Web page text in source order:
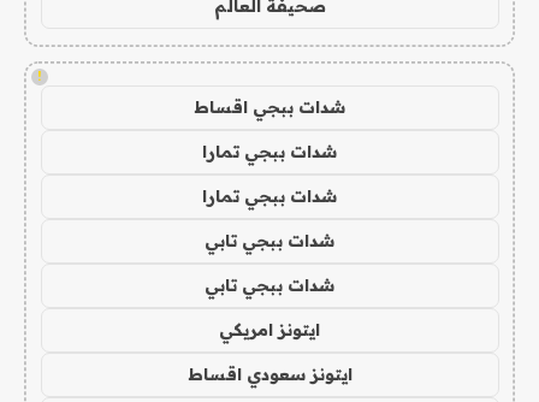
صحيفة العالم
!
شدات ببجي اقساط
شدات ببجي تمارا
شدات ببجي تمارا
شدات ببجي تابي
شدات ببجي تابي
ايتونز امريكي
ايتونز سعودي اقساط